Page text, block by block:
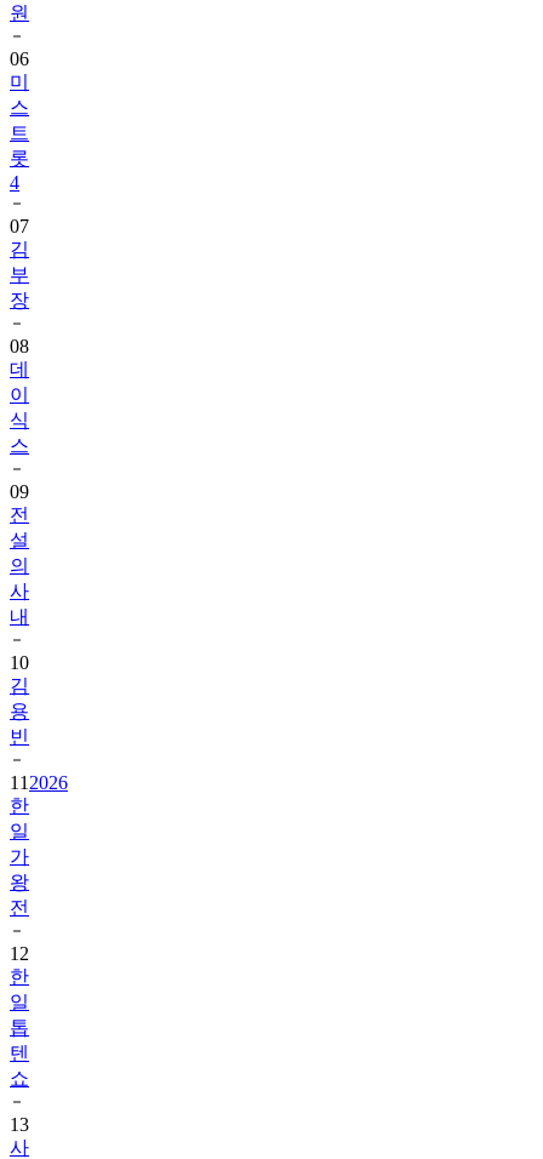
원
06
미
스
트
롯
4
07
김
부
장
08
데
이
식
스
09
전
설
의
사
내
10
김
용
빈
11 2026
한
일
가
왕
전
12
한
일
톱
텐
쇼
13
사